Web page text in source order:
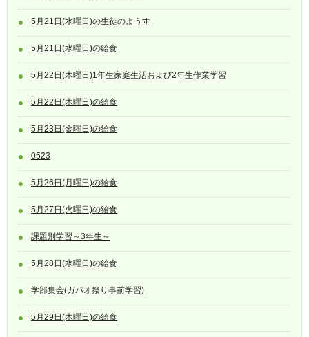
5月21日(水曜日)の生徒のようす
5月21日(水曜日)の給食
5月22日(木曜日)1年生家庭生活および2年生作業学習
5月22日(木曜日)の給食
5月23日(金曜日)の給食
0523
5月26日(月曜日)の給食
5月27日(火曜日)の給食
課題別学習～3年生～
5月28日(水曜日)の給食
学部集会(ガパオ祭り事前学習)
5月29日(木曜日)の給食